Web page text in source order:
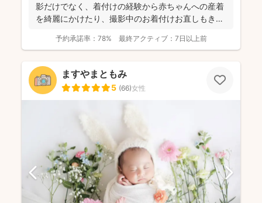
影だけでなく、着付けの経験から赤ちゃんへの産着
を綺麗にかけたり、撮影中のお着付けお直しもき
予約承諾率： 78% 最終アクティブ： 7日以上前
ますやまともみ
5 (66)女性